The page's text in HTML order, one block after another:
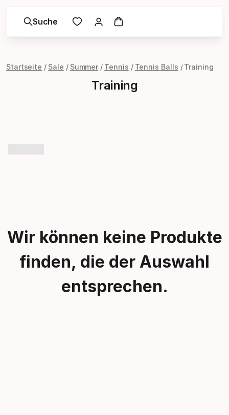
Suche
Startseite Sale Summer Tennis Tennis Balls Training
Training
Wir können keine Produkte
finden, die der Auswahl
entsprechen.